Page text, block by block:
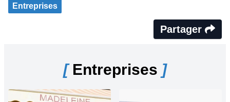
Entreprises
Partager
[Entreprises ]